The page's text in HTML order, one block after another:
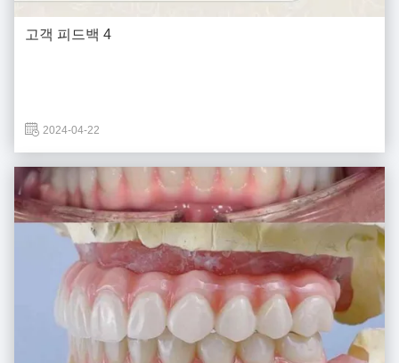
고객 피드백 4
2024-04-22